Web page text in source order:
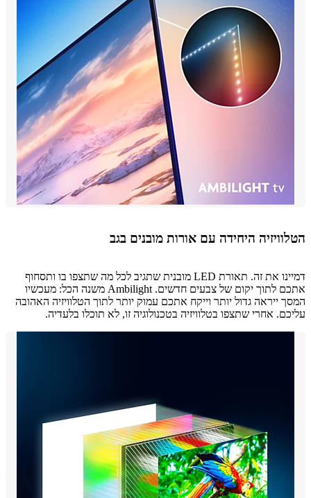
היחידה עם אורות מובנים בגב
דמיינו את זה. תאורת LED מובנית שתגיב לכל מה שתצפו בו ותסחוף
אתכם לתוך יקום של צבעים חדשים. Ambilight משנה הכל: מעכשיו
ייראה גדול יותר וייקח אתכם עמוק יותר לתוך הטלוויזיה האהובה
אחרי שתצפו בטלוויזיה בטכנולוגיה זו, לא תוכלו בלעדיה.